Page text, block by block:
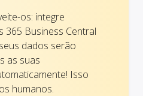
os: integre
365 Business Central
dados serão
as suas
Isso
humanos.